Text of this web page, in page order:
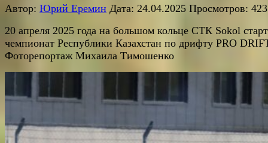
Автор: Юрий Еремин Дата: 24.04.2025 Просмотров: 423
20 апреля 2025 года на большом кольце СТК Sokol
чемпионат Республики Казахстан по дрифту PRO
Фоторепортаж Михаила Тимошенко